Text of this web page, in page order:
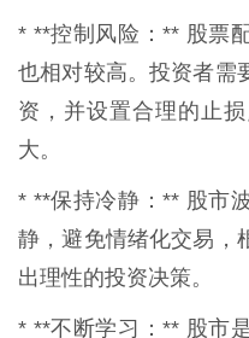
* **控制风险：** 股票
也相对较高。投资者需
资，并设置合理的止
大。
* **保持冷静：** 股市
静，避免情绪化交易，
出理性的投资决策。
* **不断学习：** 股市